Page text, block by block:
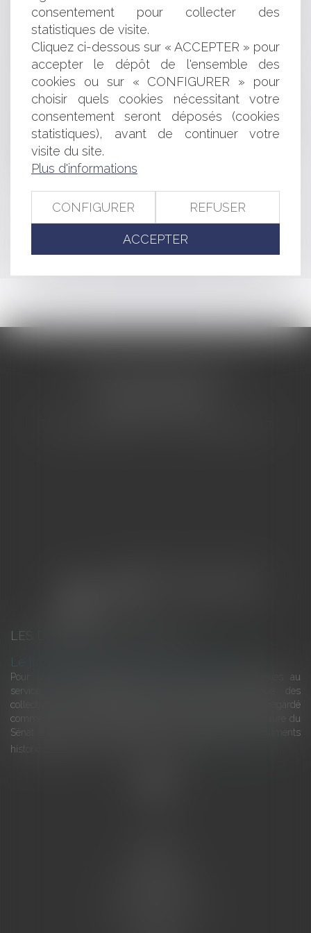
Simplification des obligations de dépôt des
documents sociaux pour les sociétés établissant un
document de référence
Démission du gérant d’une SARL : décision définitive ! -
Les Echos Business
2nd appel du jugement : nécessité d'attendre le
prononcé de la caducité de la 1ère déclaration d'appel
L’UE veut agir pour garantir la concurrence entre les
entreprises - Ouest France
Dépôt des titres de propriété industrielle et
dématérialisation : le fax en solution de secours
... 256 257 258 260 261
>>
LES DERNIÈRES ACTUALITÉS
Le joug léger des monuments historiques
Pour une gestion patrimoniale des monuments historiques au
service du développement économique et touristique des
collectivités Le monument historique a longtemps été regardé
comme une charge. Le rapport que la commission de la culture du
Sénat a consacré, en juillet 2026, à la gestion des monuments
historiques invite à y voir aussi une ressour...
consentement pour collecter des
statistiques de visite.
Cliquez ci-dessous sur « ACCEPTER » pour
accepter le dépôt de l'ensemble des
cookies ou sur « CONFIGURER » pour
choisir quels cookies nécessitant votre
consentement seront déposés (cookies
statistiques), avant de continuer votre
visite du site.
Plus d'informations
CONFIGURER REFUSER
ACCEPTER